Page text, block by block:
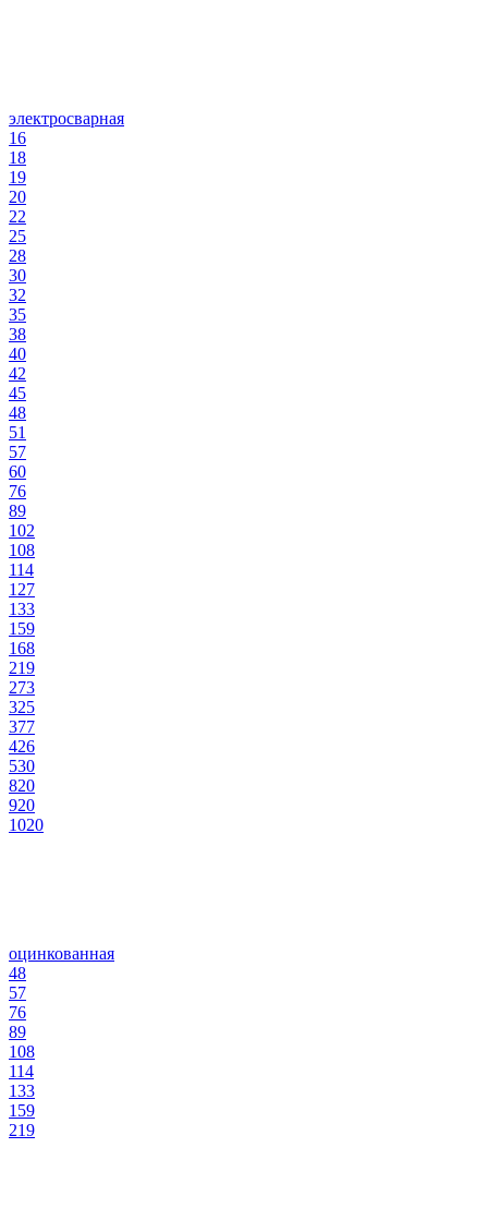
электросварная
16
18
19
20
22
25
28
30
32
35
38
40
42
45
48
51
57
60
76
89
102
108
114
127
133
159
168
219
273
325
377
426
530
820
920
1020
оцинкованная
48
57
76
89
108
114
133
159
219